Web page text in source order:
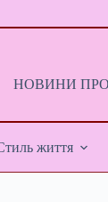
НОВИНИ ПРО
життя